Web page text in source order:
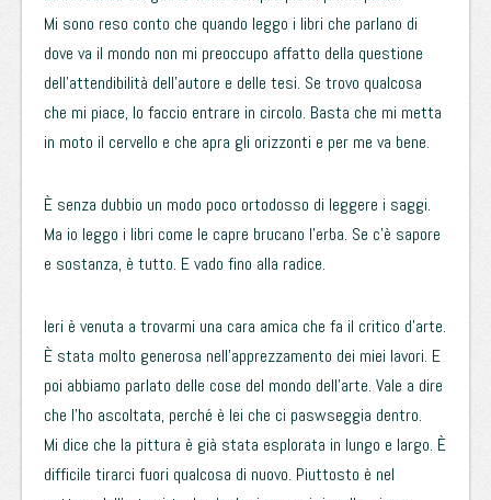
Mi sono reso conto che quando leggo i libri che parlano di
dove va il mondo non mi preoccupo affatto della questione
dell’attendibilità dell’autore e delle tesi. Se trovo qualcosa
che mi piace, lo faccio entrare in circolo. Basta che mi metta
in moto il cervello e che apra gli orizzonti e per me va bene.
È senza dubbio un modo poco ortodosso di leggere i saggi.
Ma io leggo i libri come le capre brucano l’erba. Se c’è sapore
e sostanza, è tutto. E vado fino alla radice.
Ieri è venuta a trovarmi una cara amica che fa il critico d’arte.
È stata molto generosa nell’apprezzamento dei miei lavori. E
poi abbiamo parlato delle cose del mondo dell’arte. Vale a dire
che l’ho ascoltata, perché è lei che ci paswseggia dentro.
Mi dice che la pittura è già stata esplorata in lungo e largo. È
difficile tirarci fuori qualcosa di nuovo. Piuttosto è nel